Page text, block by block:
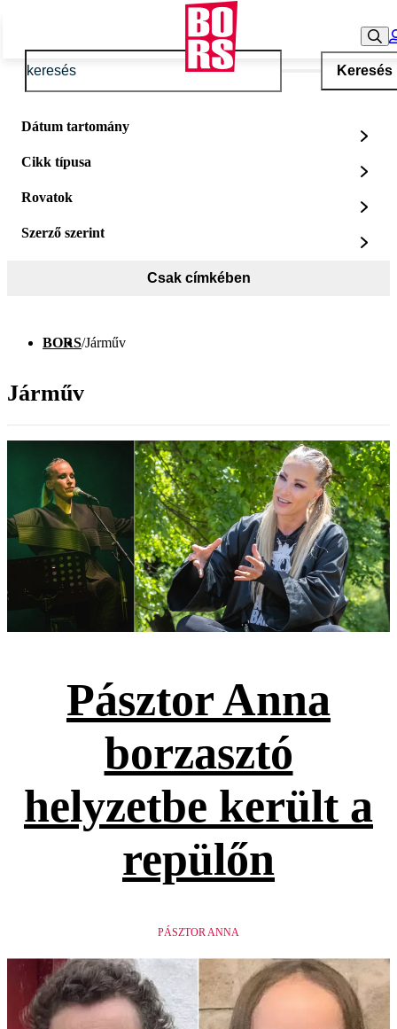
Keresés
Dátum tartomány
Cikk típusa
Rovatok
Szerző szerint
Csak címkében
BORS/Járműv
Járműv
Pásztor Anna
borzasztó
helyzetbe került a
repülőn
PÁSZTOR ANNA